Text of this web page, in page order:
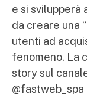
e si svilupperà
da creare una
utenti ad
fenomeno. La
story sul